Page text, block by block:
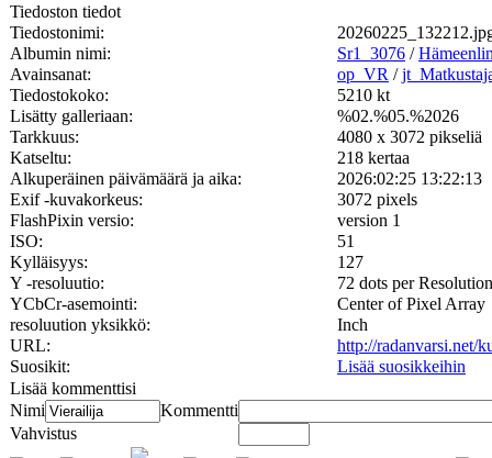
Tiedoston tiedot
Tiedostonimi:
Albumin nimi:
Sr1_3076 /
Avainsanat:
op_VR /
Tiedostokoko:
5210 kt
Lisätty galleriaan:
%02.%05.%2026
Tarkkuus:
4080 x 3072 pikseliä
Katseltu:
218 kertaa
Alkuperäinen päivämäärä ja aika:
2026:02:25 13:22:13
Exif -kuvakorkeus:
3072 pixels
FlashPixin versio:
version 1
ISO:
51
Kylläisyys:
127
Y -resoluutio:
72 dots per
YCbCr-asemointi:
Center of Pixel Array
resoluution yksikkö:
Inch
URL:
http://radanvarsi.net/
Suosikit:
Lisää suosikkeihin
Lisää kommenttisi
Nimi
Kommentti
Vahvistus